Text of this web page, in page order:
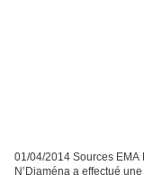
01/04/2014 Sources
N’Djaména a effectué